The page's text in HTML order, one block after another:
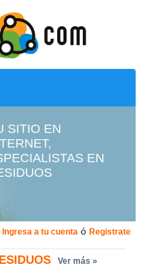
SITIO EN
EN
Ingresa a tu cuenta ó Registrate
Ver más »